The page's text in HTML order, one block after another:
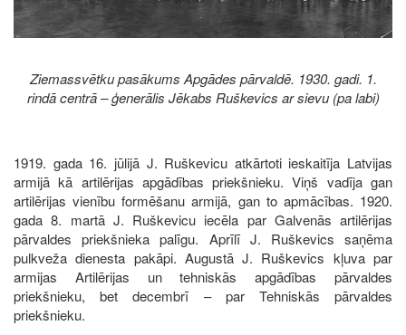
Ziemassvētku pasākums Apgādes pārvaldē. 1930. gadi. 1.
rindā centrā – ģenerālis Jēkabs Ruškevics ar sievu (pa labi)
1919. gada 16. jūlijā J. Ruškevicu atkārtoti ieskaitīja Latvijas
armijā kā artilērijas apgādības priekšnieku. Viņš vadīja gan
artilērijas vienību formēšanu armijā, gan to apmācības. 1920.
gada 8. martā J. Ruškevicu iecēla par Galvenās artilērijas
pārvaldes priekšnieka palīgu. Aprīlī J. Ruškevics saņēma
pulkveža dienesta pakāpi. Augustā J. Ruškevics kļuva par
armijas Artilērijas un tehniskās apgādības pārvaldes
priekšnieku, bet decembrī – par Tehniskās pārvaldes
priekšnieku.